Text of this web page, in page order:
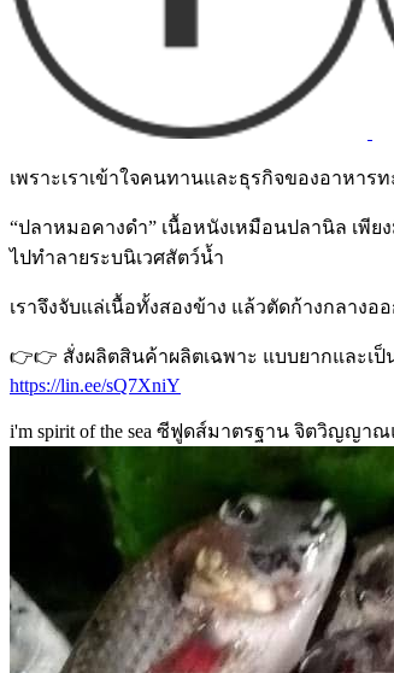
เพราะเราเข้าใจคนทานและธุรกิจของอาหา
“ปลาหมอคางดำ” เนื้อหนังเหมือนปลานิล เพี
ไปทำลายระบนิเวศสัตว์น้ำ
เราจึงจับแล่เนื้อทั้งสองข้าง แล้วตัดก้างกลาง
👉👉 สั่งผลิตสินค้าผลิตเฉพาะ แบบยากและเป็น
https://lin.ee/sQ7XniY
i'm spirit of the sea ซีฟูดส์มาตรฐาน จิตวิญญา